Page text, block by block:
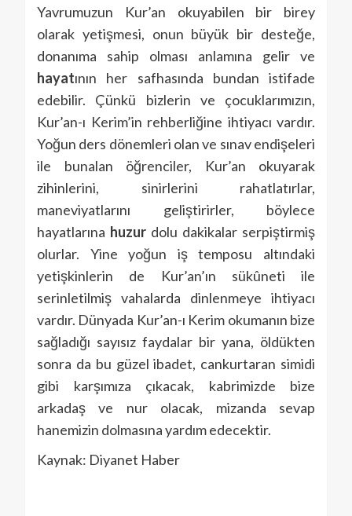
Yavrumuzun Kur’an okuyabilen bir birey
olarak yetişmesi, onun büyük bir desteğe,
donanıma sahip olması anlamına gelir ve
hayatının her safhasında bundan istifade
edebilir. Çünkü bizlerin ve çocuklarımızın,
Kur’an-ı Kerim’in rehberliğine ihtiyacı vardır.
Yoğun ders dönemleri olan ve sınav endişeleri
ile bunalan öğrenciler, Kur’an okuyarak
zihinlerini, sinirlerini rahatlatırlar,
maneviyatlarını geliştirirler, böylece
hayatlarına huzur dolu dakikalar serpiştirmiş
olurlar. Yine yoğun iş temposu altındaki
yetişkinlerin de Kur’an’ın sükûneti ile
serinletilmiş vahalarda dinlenmeye ihtiyacı
vardır. Dünyada Kur’an-ı Kerim okumanın bize
sağladığı sayısız faydalar bir yana, öldükten
sonra da bu güzel ibadet, cankurtaran simidi
gibi karşımıza çıkacak, kabrimizde bize
arkadaş ve nur olacak, mizanda sevap
hanemizin dolmasına yardım edecektir.
Kaynak: Diyanet Haber